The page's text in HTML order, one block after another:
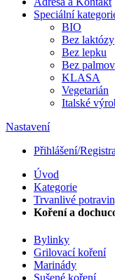
Speciální
BIO
Bez laktózy
Bez lepku
Bez
KLASA
Vegetarián
Italské
Nastavení
Přihlášení/
Úvod
Kategorie
Trvanlivé
Koření a
Bylinky
Grilovací koření
Marinády